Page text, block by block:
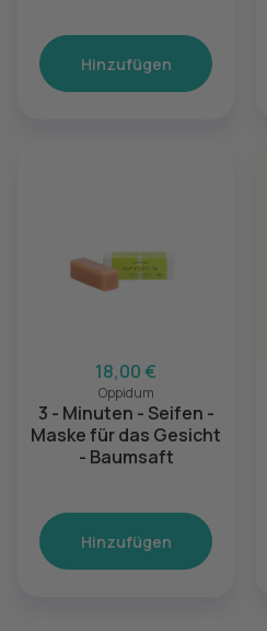
Hinzufügen
18,00 €
Oppidum
3 - Minuten - Seifen -
Maske für das Gesicht
- Baumsaft
Hinzufügen